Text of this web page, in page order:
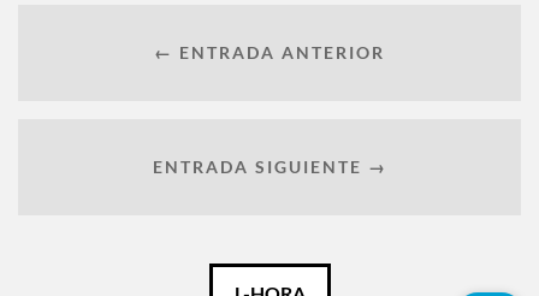
← ENTRADA ANTERIOR
ENTRADA SIGUIENTE →